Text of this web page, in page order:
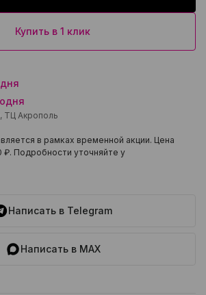
Купить в 1 клик
ТЦ Акрополь
в рамках временной акции. Цена
₽. Подробности уточняйте у
Написать в Telegram
Написать в MAX